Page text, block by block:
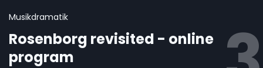
Musikdramatik
Rosenborg revisited - online
program